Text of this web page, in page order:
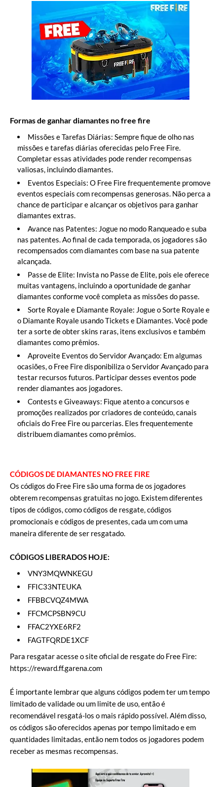
Formas de ganhar diamantes no free fire
Missões e Tarefas Diárias: Sempre fique de olho nas
missões e tarefas diárias oferecidas pelo Free Fire.
Completar essas atividades pode render recompensas
valiosas, incluindo diamantes.
Eventos Especiais: O Free Fire frequentemente promove
eventos especiais com recompensas generosas. Não perca a
chance de participar e alcançar os objetivos para ganhar
diamantes extras.
Avance nas Patentes: Jogue no modo Ranqueado e suba
nas patentes. Ao final de cada temporada, os jogadores são
recompensados com diamantes com base na sua patente
alcançada.
Passe de Elite: Invista no Passe de Elite, pois ele oferece
muitas vantagens, incluindo a oportunidade de ganhar
diamantes conforme você completa as missões do passe.
Sorte Royale e Diamante Royale: Jogue o Sorte Royale e
o Diamante Royale usando Tickets e Diamantes. Você pode
ter a sorte de obter skins raras, itens exclusivos e também
diamantes como prêmios.
Aproveite Eventos do Servidor Avançado: Em algumas
ocasiões, o Free Fire disponibiliza o Servidor Avançado para
testar recursos futuros. Participar desses eventos pode
render diamantes aos jogadores.
Contests e Giveaways: Fique atento a concursos e
promoções realizados por criadores de conteúdo, canais
oficiais do Free Fire ou parcerias. Eles frequentemente
distribuem diamantes como prêmios.
CÓDIGOS DE DIAMANTES NO FREE FIRE
Os códigos do Free Fire são uma forma de os jogadores
obterem recompensas gratuitas no jogo. Existem diferentes
tipos de códigos, como códigos de resgate, códigos
promocionais e códigos de presentes, cada um com uma
maneira diferente de ser resgatado.
CÓDIGOS LIBERADOS HOJE:
VNY3MQWNKEGU
FFIC33NTEUKA
FFBBCVQZ4MWA
FFCMCPSBN9CU
FFAC2YXE6RF2
FAGTFQRDE1XCF
Para resgatar acesse o site oficial de resgate do Free Fire:
https://reward.ff.garena.com
É importante lembrar que alguns códigos podem ter um tempo
limitado de validade ou um limite de uso, então é
recomendável resgatá-los o mais rápido possível. Além disso,
os códigos são oferecidos apenas por tempo limitado e em
quantidades limitadas, então nem todos os jogadores podem
receber as mesmas recompensas.